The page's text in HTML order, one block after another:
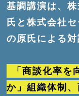
基調講演は、
氏と株式会社
の原氏による対
「商談化率を
か」組織体制